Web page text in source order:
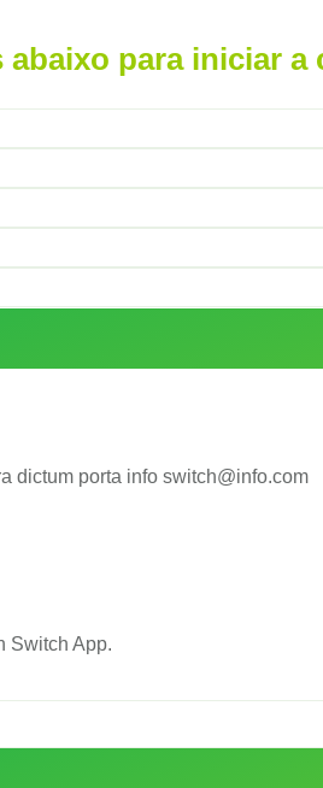
abaixo para iniciar
dictum porta info switch@info.com
Switch App.